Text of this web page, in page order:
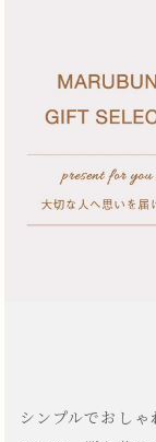
シンプルでおし